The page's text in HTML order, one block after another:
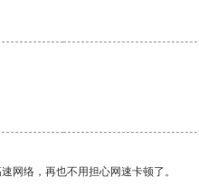
网络，再也不用担心网速卡顿了。